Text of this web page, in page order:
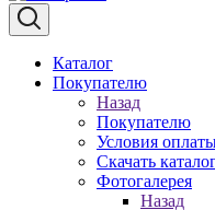
Каталог
Покупателю
Назад
Покупателю
Условия
Скачать
Фотогалерея
Назад